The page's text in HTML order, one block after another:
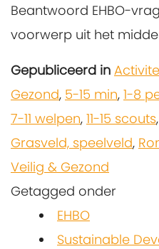
Beantwoord EHBO-
voorwerp uit het
Gepubliceerd in
Gezond, 5-15 min, 1-8
7-11 welpen, 11-15 scouts,
Grasveld, speelveld,
Veilig & Gezond
Getagged onder
EHBO
Sustainable